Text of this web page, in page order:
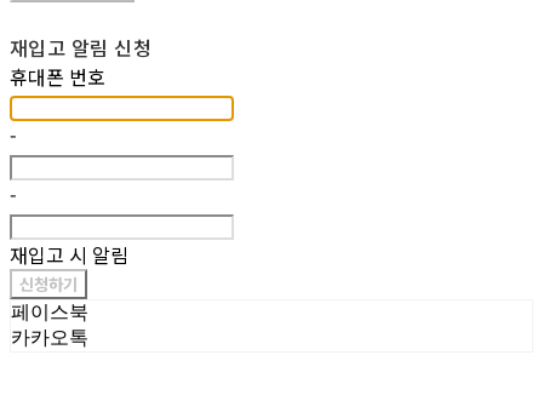
재입고 알림 신청
휴대폰 번호
-
-
재입고 시 알림
신청하기
페이스북
카카오톡